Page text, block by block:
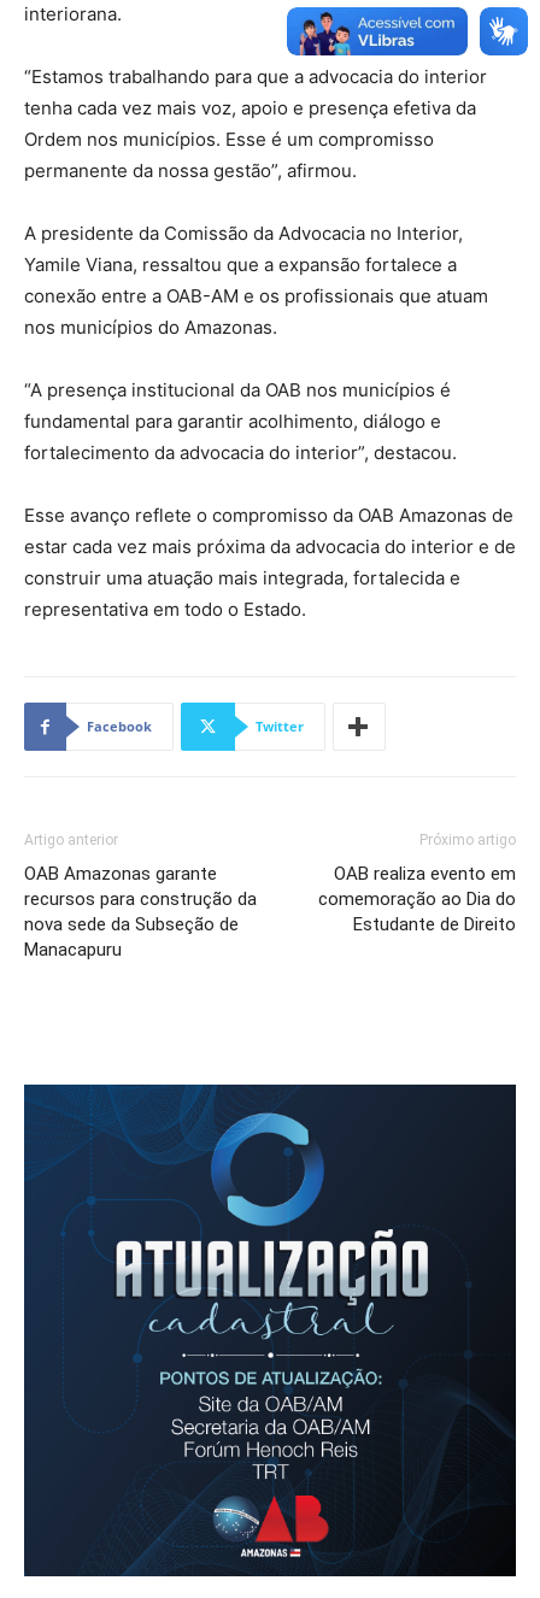
interiorana.
“Estamos trabalhando para que a advocacia do interior
tenha cada vez mais voz, apoio e presença efetiva da
Ordem nos municípios. Esse é um compromisso
permanente da nossa gestão”, afirmou.
A presidente da Comissão da Advocacia no Interior,
Yamile Viana, ressaltou que a expansão fortalece a
conexão entre a OAB-AM e os profissionais que atuam
nos municípios do Amazonas.
“A presença institucional da OAB nos municípios é
fundamental para garantir acolhimento, diálogo e
fortalecimento da advocacia do interior”, destacou.
Esse avanço reflete o compromisso da OAB Amazonas de
estar cada vez mais próxima da advocacia do interior e de
construir uma atuação mais integrada, fortalecida e
representativa em todo o Estado.
Facebook Twitter
Artigo anterior
OAB Amazonas garante
recursos para construção da
nova sede da Subseção de
Manacapuru
Próximo artigo
OAB realiza evento em
comemoração ao Dia do
Estudante de Direito